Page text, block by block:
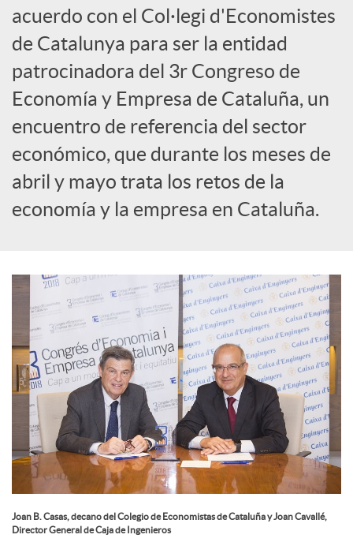
o
c
i
a
l
e
s
acuerdo con el Col·legi d'Economistes
de Catalunya para ser la entidad
patrocinadora del 3r Congreso de
Economía y Empresa de Cataluña, un
encuentro de referencia del sector
económico, que durante los meses de
abril y mayo trata los retos de la
economía y la empresa en Cataluña.
Joan B. Casas, decano del Colegio de Economistas de Cataluña y Joan Cavallé,
Director General de Caja de Ingenieros